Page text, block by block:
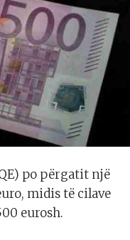
po përgatit një
midis të cilave
eurosh.